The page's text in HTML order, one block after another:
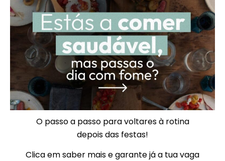
O passo a passo para voltares à rotina
depois das festas!
Clica em saber mais e garante já a tua vaga